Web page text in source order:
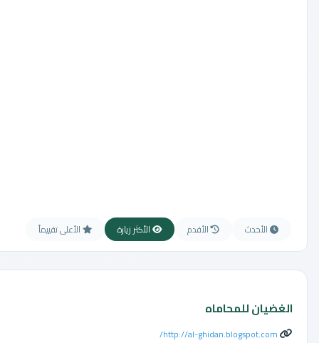
الأحدث الأقدم الأكثر زيارة الأعلى تقييماً
الغضيان للمحاماه
http://al-ghidan.blogspot.com/